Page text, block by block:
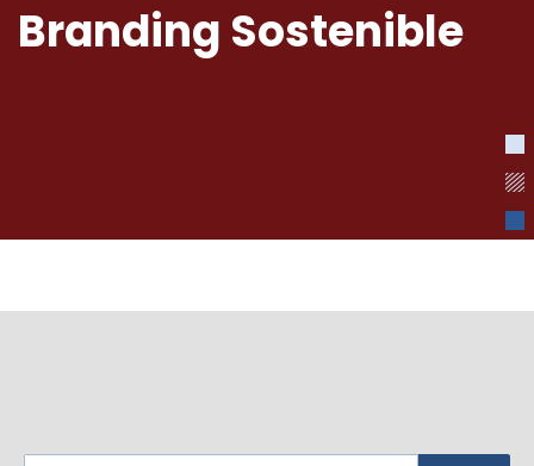
Branding Sostenible